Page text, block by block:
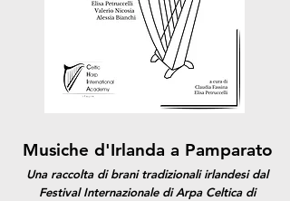
Musiche d'Irlanda a Pamparato
Una raccolta di brani tradizionali irlandesi dal
Festival Internazionale di Arpa Celtica di